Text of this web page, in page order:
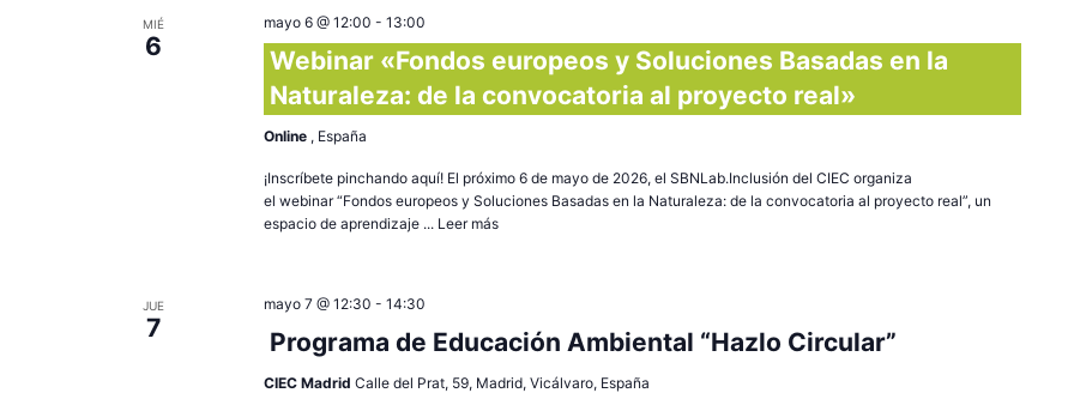
MIÉ
6
mayo 6 @ 12:00 - 13:00
Webinar «Fondos europeos y Soluciones Basadas en la
Naturaleza: de la convocatoria al proyecto real»
Online , España
¡Inscríbete pinchando aquí! El próximo 6 de mayo de 2026, el SBNLab.Inclusión del CIEC organiza
el webinar “Fondos europeos y Soluciones Basadas en la Naturaleza: de la convocatoria al proyecto real”, un
espacio de aprendizaje ... Leer más
JUE
7
mayo 7 @ 12:30 - 14:30
Programa de Educación Ambiental “Hazlo Circular”
CIEC Madrid Calle del Prat, 59, Madrid, Vicálvaro, España